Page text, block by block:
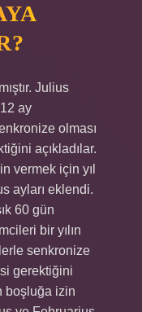
Julius
ay
olması
açıkladılar.
vermek için yıl
ayları eklendi.
60 gün
bir yılın
senkronize
gerektiğini
boşluğa izin